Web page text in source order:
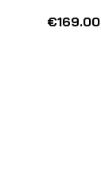
€169.00